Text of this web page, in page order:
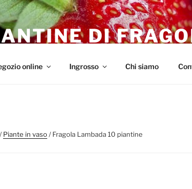
DI
online Ingrosso Chi siamo
/Piante in vaso/ Fragola Lambada 10 piantine